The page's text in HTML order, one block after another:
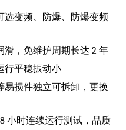
选变频、防爆、防爆变频
滑，免维护周期长达 2 年
行平稳振动小
易损件独立可拆卸，更换
小时连续运行测试，品质